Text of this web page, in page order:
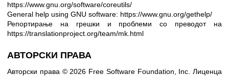
https://www.gnu.org/software/coreutils/
General help using GNU software: https://www.gnu.org/gethelp/
Репортирање на грешки и проблеми со преводот на
https://translationproject.org/team/mk.html
АВТОРСКИ ПРАВА
Авторски права © 2026 Free Software Foundation, Inc. Лиценца